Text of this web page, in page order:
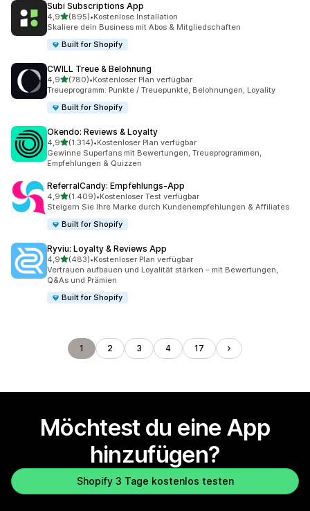
Subi Subscriptions App
4,9von 5 Sternen
(895)
895 Rezensionen insgesamt
•Kostenlose Installation
Skaliere dein Business mit Abos & Mitgliedschaften
Built for Shopify
CWILL Treue & Belohnung
4,9von 5 Sternen
(780)
780 Rezensionen insgesamt
•Kostenloser Plan verfügbar
Treueprogramm: Punkte / Treuepunkte, Belohnungen, Loyality
Built for Shopify
Okendo: Reviews & Loyalty
4,9von 5 Sternen
(1.314)
1314 Rezensionen insgesamt
•Kostenloser Plan verfügbar
Gewinne Superfans mit Bewertungen, Treueprogrammen,
Empfehlungen & Quizzen
ReferralCandy: Empfehlungs‑App
4,9von 5 Sternen
(1.409)
1409 Rezensionen insgesamt
•Kostenloser Test verfügbar
Steigern Sie Ihre Marke durch Kundenempfehlungen & Affiliates
Built for Shopify
Ryviu: Loyalty & Reviews App
4,9von 5 Sternen
(483)
483 Rezensionen insgesamt
•Kostenloser Plan verfügbar
Vertrauen aufbauen und Loyalität stärken – mit Bewertungen,
Q&As und Prämien
Built for Shopify
1 2 3 4 17
Möchtest du eine App
hinzufügen?
Shopify 3 Tage kostenlos testen